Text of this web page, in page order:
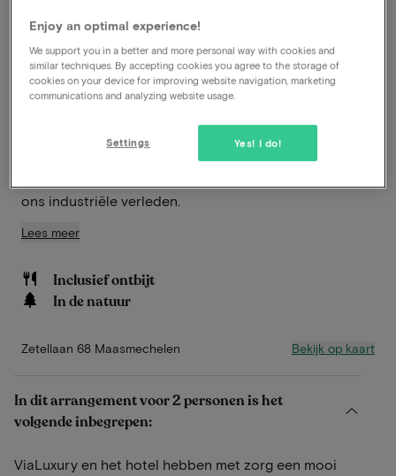
Members profiteren van speciale
aanbiedingen
indrukwekkende waterpartijen en groen het prachtige
viersterren Terhills Hotel. Het hotel is gevestigd in een
ons industriële verleden.
Lees meer
Inclusief ontbijt
In de natuur
Zetellaan 68 Maasmechelen Bekijk op kaart
In dit arrangement voor 2 personen is het
volgende inbegrepen:
ViaLuxury en het hotel hebben met zorg een mooi
Enjoy an optimal experience!
We support you in a better and more personal way with cookies and
similar techniques. By accepting cookies you agree to the storage of
cookies on your device for improving website navigation, marketing
communications and analyzing website usage.
Yes! I do!
Settings